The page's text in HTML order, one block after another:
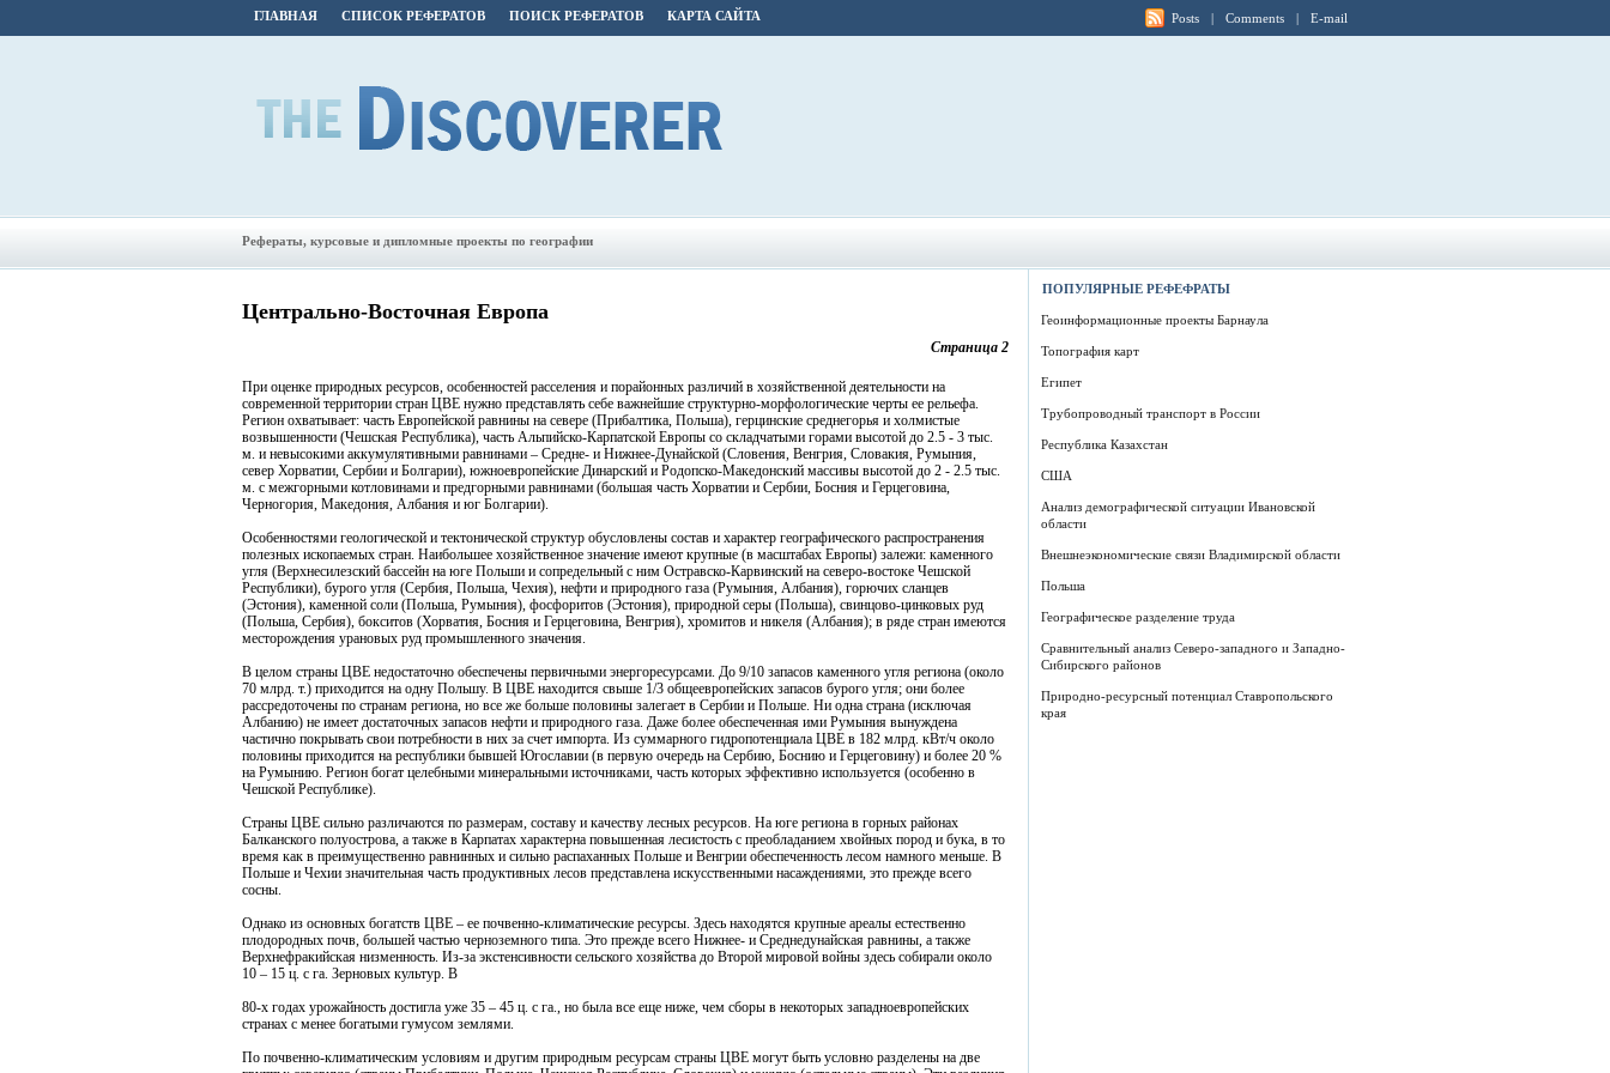
ГЛАВНАЯ СПИСОК РЕФЕРАТОВ ПОИСК РЕФЕРАТОВ КАРТА САЙТА Posts | Comments | E-mail
Рефераты, курсовые и дипломные проекты по географии
Центрально-Восточная Европа
Страница 2
При оценке природных ресурсов, особенностей расселения и порайонных различий в хозяйственной деятельности на
современной территории стран ЦВЕ нужно представлять себе важнейшие структурно-морфологические черты ее рельефа.
Регион охватывает: часть Европейской равнины на севере (Прибалтика, Польша), герцинские среднегорья и холмистые
возвышенности (Чешская Республика), часть Альпийско-Карпатской Европы со складчатыми горами высотой до 2.5 - 3 тыс.
м. и невысокими аккумулятивными равнинами – Средне- и Нижнее-Дунайской (Словения, Венгрия, Словакия, Румыния,
север Хорватии, Сербии и Болгарии), южноевропейские Динарский и Родопско-Македонский массивы высотой до 2 - 2.5 тыс.
м. с межгорными котловинами и предгорными равнинами (большая часть Хорватии и Сербии, Босния и Герцеговина,
Черногория, Македония, Албания и юг Болгарии).
Особенностями геологической и тектонической структур обусловлены состав и характер географического распространения
полезных ископаемых стран. Наибольшее хозяйственное значение имеют крупные (в масштабах Европы) залежи: каменного
угля (Верхнесилезский бассейн на юге Польши и сопредельный с ним Остравско-Карвинский на северо-востоке Чешской
Республики), бурого угля (Сербия, Польша, Чехия), нефти и природного газа (Румыния, Албания), горючих сланцев
(Эстония), каменной соли (Польша, Румыния), фосфоритов (Эстония), природной серы (Польша), свинцово-цинковых руд
(Польша, Сербия), бокситов (Хорватия, Босния и Герцеговина, Венгрия), хромитов и никеля (Албания); в ряде стран имеются
месторождения урановых руд промышленного значения.
В целом страны ЦВЕ недостаточно обеспечены первичными энергоресурсами. До 9/10 запасов каменного угля региона (около
70 млрд. т.) приходится на одну Польшу. В ЦВЕ находится свыше 1/3 общеевропейских запасов бурого угля; они более
рассредоточены по странам региона, но все же больше половины залегает в Сербии и Польше. Ни одна страна (исключая
Албанию) не имеет достаточных запасов нефти и природного газа. Даже более обеспеченная ими Румыния вынуждена
частично покрывать свои потребности в них за счет импорта. Из суммарного гидропотенциала ЦВЕ в 182 млрд. кВт/ч около
половины приходится на республики бывшей Югославии (в первую очередь на Сербию, Боснию и Герцеговину) и более 20 %
на Румынию. Регион богат целебными минеральными источниками, часть которых эффективно используется (особенно в
Чешской Республике).
Страны ЦВЕ сильно различаются по размерам, составу и качеству лесных ресурсов. На юге региона в горных районах
Балканского полуострова, а также в Карпатах характерна повышенная лесистость с преобладанием хвойных пород и бука, в то
время как в преимущественно равнинных и сильно распаханных Польше и Венгрии обеспеченность лесом намного меньше. В
Польше и Чехии значительная часть продуктивных лесов представлена искусственными насаждениями, это прежде всего
сосны.
Однако из основных богатств ЦВЕ – ее почвенно-климатические ресурсы. Здесь находятся крупные ареалы естественно
плодородных почв, большей частью черноземного типа. Это прежде всего Нижнее- и Среднедунайская равнины, а также
Верхнефракийская низменность. Из-за экстенсивности сельского хозяйства до Второй мировой войны здесь собирали около
10 – 15 ц. с га. Зерновых культур. В
80-х годах урожайность достигла уже 35 – 45 ц. с га., но была все еще ниже, чем сборы в некоторых западноевропейских
странах с менее богатыми гумусом землями.
По почвенно-климатическим условиям и другим природным ресурсам страны ЦВЕ могут быть условно разделены на две
ПОПУЛЯРНЫЕ РЕФЕФРАТЫ
Геоинформационные проекты Барнаула
Топография карт
Египет
Трубопроводный транспорт в России
Республика Казахстан
США
Анализ демографической ситуации Ивановской
области
Внешнеэкономические связи Владимирской области
Польша
Географическое разделение труда
Сравнительный анализ Северо-западного и Западно-
Сибирского районов
Природно-ресурсный потенциал Ставропольского
края